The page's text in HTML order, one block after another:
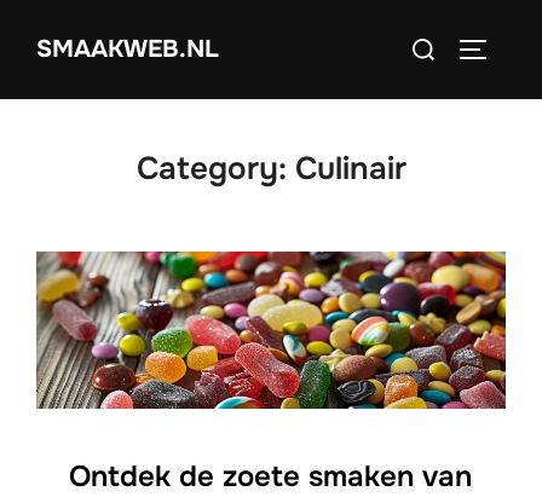
SMAAKWEB.NL
Search
Category: Culinair
Ontdek de zoete smaken van